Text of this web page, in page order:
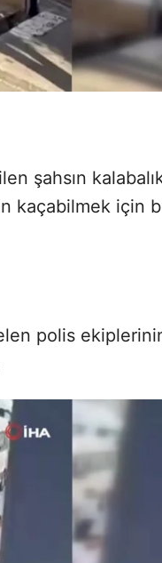
şahsın
kaçabilmek için
polis